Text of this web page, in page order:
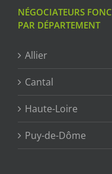
NÉGOCIATEURS
PAR DÉPARTEMENT
Allier
Cantal
Haute-Loire
Puy-de-Dôme